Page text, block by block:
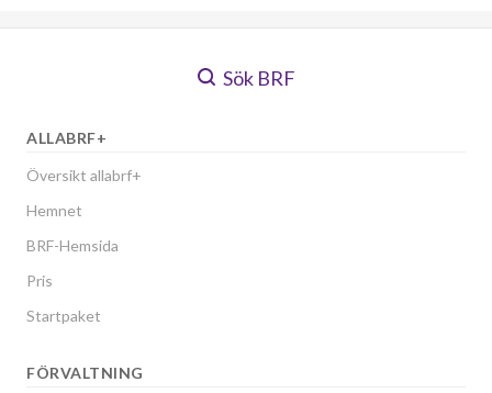
Sök BRF
ALLABRF+
Översikt allabrf+
Hemnet
BRF-Hemsida
Pris
Startpaket
FÖRVALTNING